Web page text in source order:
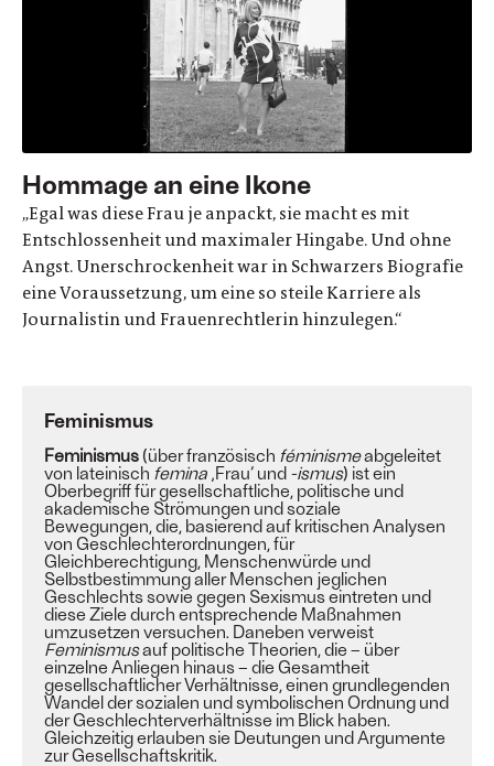
Hommage an eine Ikone
„Egal was diese Frau je anpackt, sie macht es mit
Entschlossenheit und maximaler Hingabe. Und ohne
Angst. Unerschrockenheit war in Schwarzers Biografie
eine Voraussetzung, um eine so steile Karriere als
Journalistin und Frauenrechtlerin hinzulegen.“
Feminismus
Feminismus (überfranzösisch féminismeabgeleitet
von lateinisch femina ‚Frau‘ und -ismus) ist ein
Oberbegrifffür gesellschaftliche, politische und
akademische Strömungen undsoziale
Bewegungen , die, basierend auf kritischen Analysen
von Geschlechterordnungen , für
Gleichberechtigung Menschenwürde und
Selbstbestimmungaller Menschen jeglichen
Geschlechts sowie gegen Sexismuseintreten und
dieseZieledurch entsprechende Maßnahmen
umzusetzen versuchen. Daneben verweist
Feminismusauf politische Theorien , die – über
einzelne Anliegen hinaus – die Gesamtheit
gesellschaftlicher Verhältnisse, einen grundlegenden
Wandel der sozialen und symbolischen Ordnung und
der Geschlechterverhältnisse im Blick haben.
Gleichzeitig erlauben sie Deutungen und Argumente
zurGesellschaftskritik